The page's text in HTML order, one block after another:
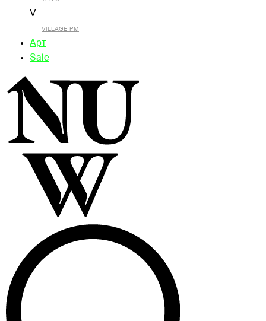
V
VILLAGE PM
Арт
Sale